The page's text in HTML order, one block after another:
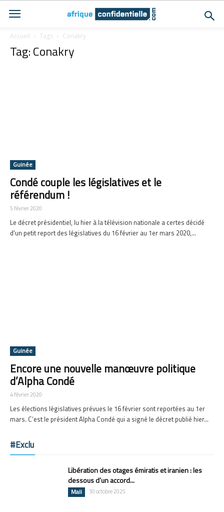
Accueil Tags Conakry
Tag: Conakry
Guinée
Condé couple les législatives et le
référendum !
5 février 2020
Le décret présidentiel, lu hier à la télévision nationale a certes décidé
d'un petit report des législatives du 16 février au 1er mars 2020,...
Guinée
Encore une nouvelle manœuvre politique
d’Alpha Condé
4 février 2020
Les élections législatives prévues le 16 février sont reportées au 1er
mars. C’est le président Alpha Condé qui a signé le décret publié hier...
#Exclu
Libération des otages émiratis et iranien : les
dessous d’un accord...
Mali 30 octobre 2025